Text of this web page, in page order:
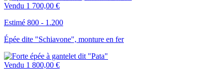
Vendu 1 700,00 €
Estimé 800 - 1.200
Épée dite "Schiavone", monture en fer
Vendu 1 800,00 €